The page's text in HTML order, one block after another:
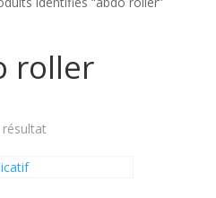
roller
résultat